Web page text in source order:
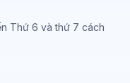
Thứ 6 và thứ 7 cách